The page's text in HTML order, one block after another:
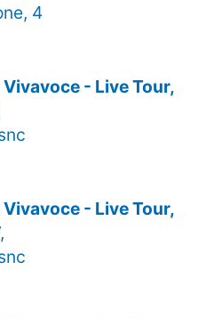
4
- Live Tour,
- Live Tour,